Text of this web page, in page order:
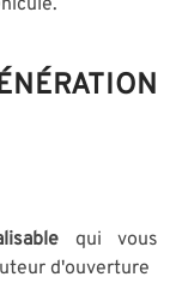
qui vous
d'ouverture